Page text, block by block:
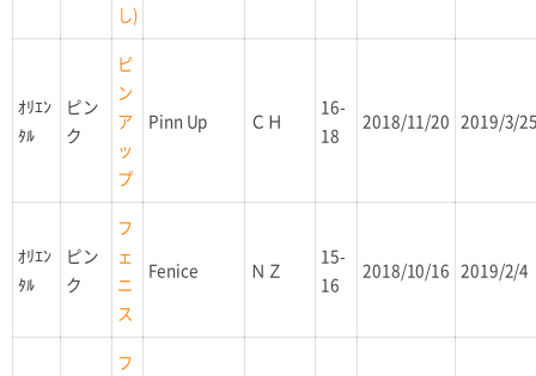
し)
ｵﾘｴﾝ
ﾀﾙ
ピン
ク
ピ
ン
ア
ッ
プ
Pinn Up ＣＨ
16-
18
2018/11/20 2019/3/
ｵﾘｴﾝ
ﾀﾙ
ピン
ク
フ
ェ
ニ
ス
Fenice ＮＺ
15-
16
2018/10/16 2019/2/4
フ